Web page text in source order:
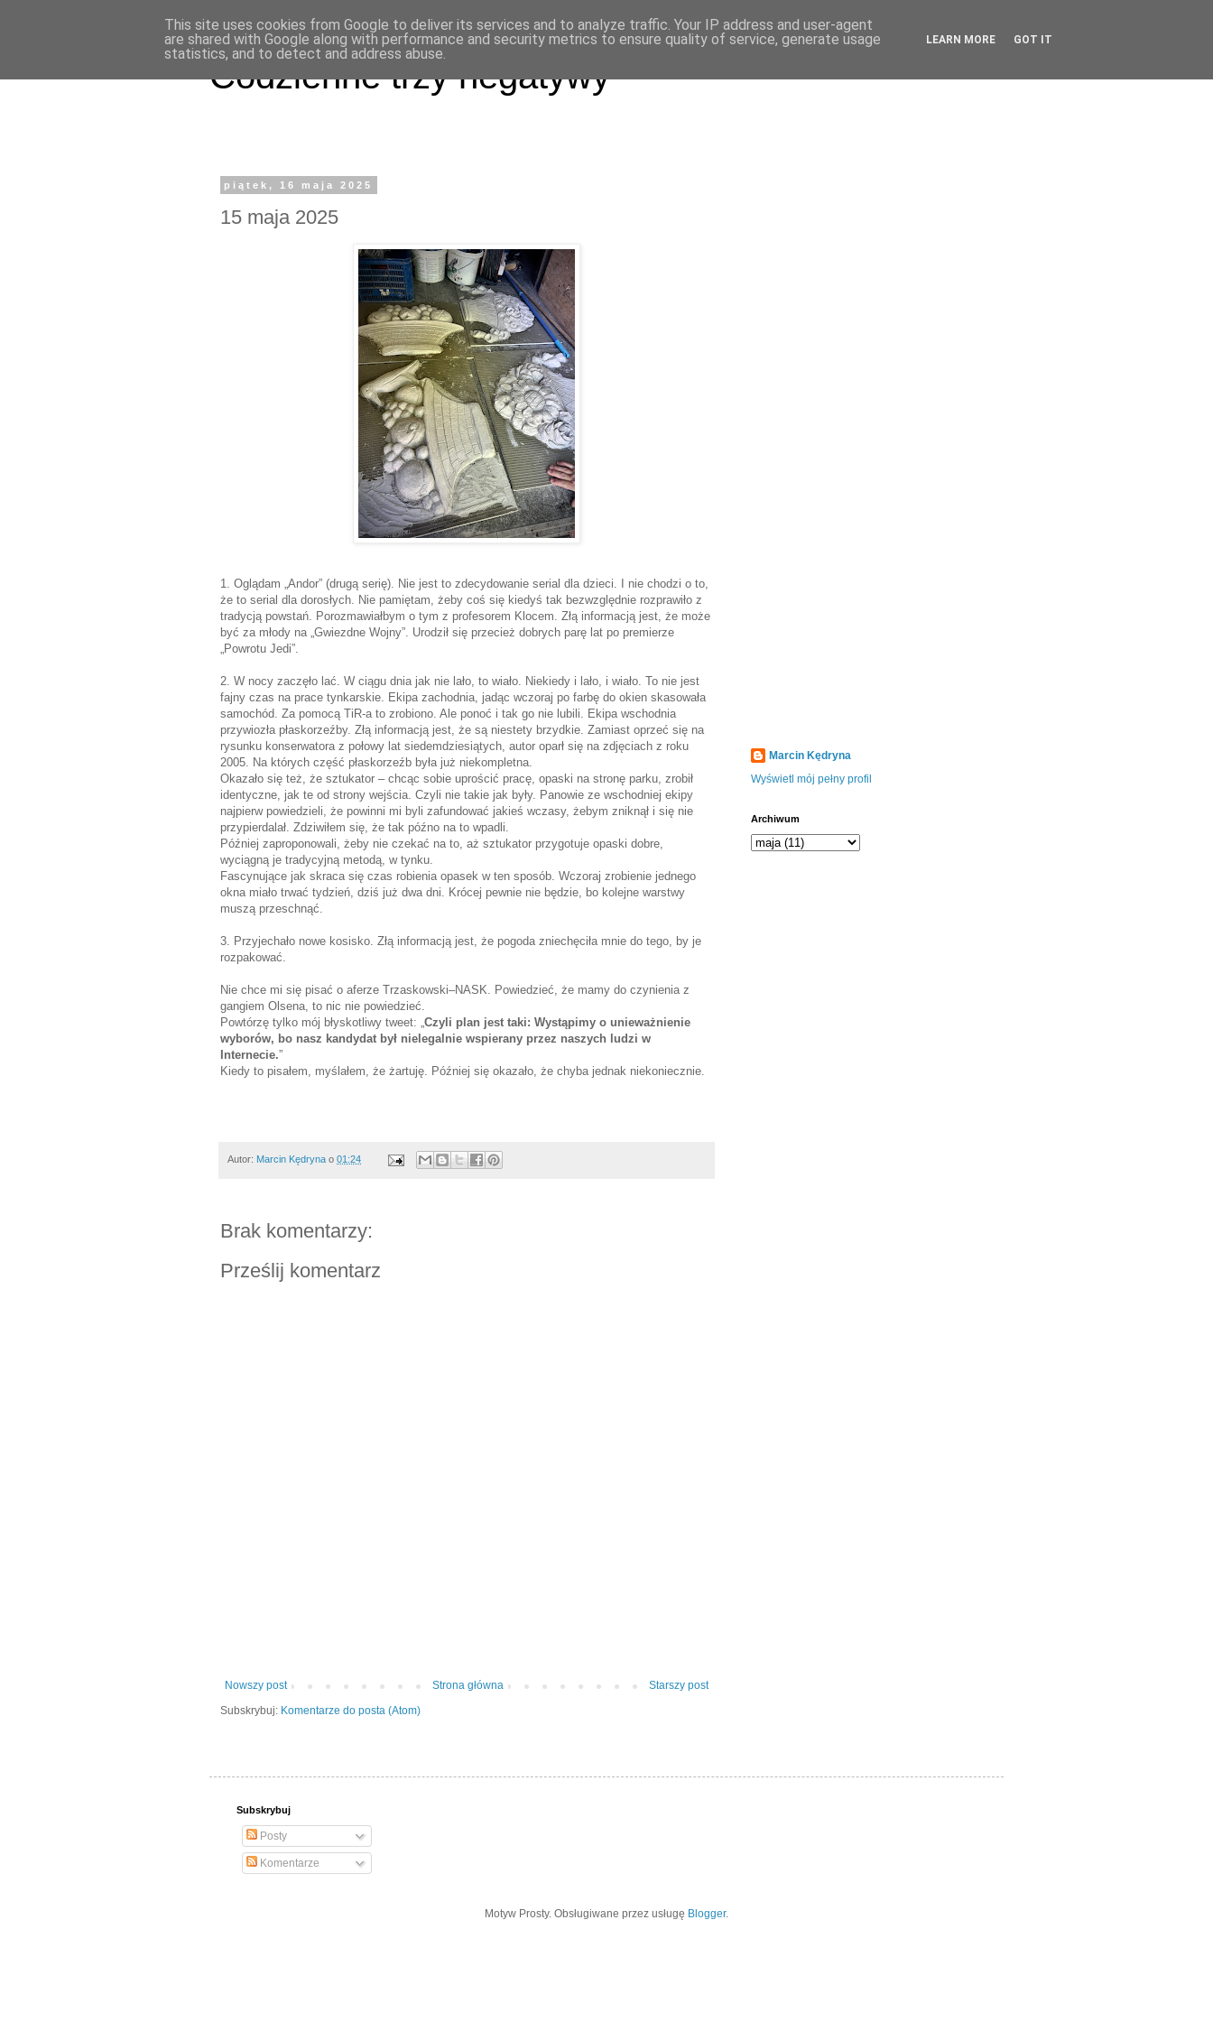
Codzienne trzy negatywy
piątek, 16 maja 2025
15 maja 2025
1. Oglądam „Andor” (drugą serię). Nie jest to zdecydowanie serial dla dzieci. I nie chodzi o to,
że to serial dla dorosłych. Nie pamiętam, żeby coś się kiedyś tak bezwzględnie rozprawiło z
tradycją powstań. Porozmawiałbym o tym z profesorem Klocem. Złą informacją jest, że może
być za młody na „Gwiezdne Wojny”. Urodził się przecież dobrych parę lat po premierze
„Powrotu Jedi”.
2. W nocy zaczęło lać. W ciągu dnia jak nie lało, to wiało. Niekiedy i lało, i wiało. To nie jest
fajny czas na prace tynkarskie. Ekipa zachodnia, jadąc wczoraj po farbę do okien skasowała
samochód. Za pomocą TiR-a to zrobiono. Ale ponoć i tak go nie lubili. Ekipa wschodnia
przywiozła płaskorzeźby. Złą informacją jest, że są niestety brzydkie. Zamiast oprzeć się na
rysunku konserwatora z połowy lat siedemdziesiątych, autor oparł się na zdjęciach z roku
2005. Na których część płaskorzeźb była już niekompletna.
Okazało się też, że sztukator – chcąc sobie uprościć pracę, opaski na stronę parku, zrobił
identyczne, jak te od strony wejścia. Czyli nie takie jak były. Panowie ze wschodniej ekipy
najpierw powiedzieli, że powinni mi byli zafundować jakieś wczasy, żebym zniknął i się nie
przypierdalał. Zdziwiłem się, że tak późno na to wpadli.
Później zaproponowali, żeby nie czekać na to, aż sztukator przygotuje opaski dobre,
wyciągną je tradycyjną metodą, w tynku.
Fascynujące jak skraca się czas robienia opasek w ten sposób. Wczoraj zrobienie jednego
okna miało trwać tydzień, dziś już dwa dni. Krócej pewnie nie będzie, bo kolejne warstwy
muszą przeschnąć.
3. Przyjechało nowe kosisko. Złą informacją jest, że pogoda zniechęciła mnie do tego, by je
rozpakować.
Nie chce mi się pisać o aferze Trzaskowski–NASK. Powiedzieć, że mamy do czynienia z
gangiem Olsena, to nic nie powiedzieć.
Powtórzę tylko mój błyskotliwy tweet: „ Czyli plan jest taki: Wystąpimy o unieważnienie
wyborów, bo nasz kandydat był nielegalnie wspierany przez naszych ludzi w
Internecie.”
Kiedy to pisałem, myślałem, że żartuję. Później się okazało, że chyba jednak niekoniecznie.
Autor: Marcin Kędryna o 01:24
Brak komentarzy:
Prześlij komentarz
Nowszy post Starszy post
Strona główna
Subskrybuj: Komentarze do posta (Atom)
Marcin Kędryna
Wyświetl mój pełny profil
Archiwum
Subskrybuj
Posty
Komentarze
Motyw Prosty. Obsługiwane przez usługę Blogger.
This site uses cookies from Google to deliver its services and to analyze traffic. Your IP address and user-agent
are shared with Google along with performance and security metrics to ensure quality of service, generate usage
statistics, and to detect and address abuse.
LEARN MORE GOT IT